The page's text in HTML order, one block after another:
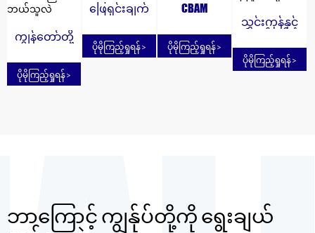
ကျွန်တော်တို့
ဖောက်သည်
က ဘယ်သူ
လဲ
ပိုမိုကြည့်ရှုရန်>
ဖြေရှင်းချက်
ပိုမိုကြည့်ရှုရန်>
CBAM
ပိုမိုကြည့်ရှုရန်>
သွင်းကုန်နှင့်
များ
ပိုမိုကြည့်ရှုရန်>
ဘာကြောင့် ကျွန်ုပ်တို့ကို ရွေးချယ်